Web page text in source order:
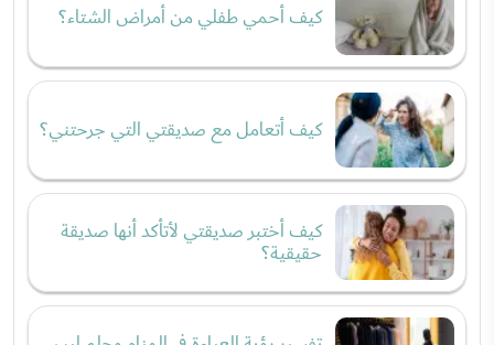
كيف أحمي طفلي من أمراض الشتاء؟
كيف أتعامل مع صديقتي التي جرحتني؟
كيف أختبر صديقتي لأتأكد أنها صديقة
حقيقية؟